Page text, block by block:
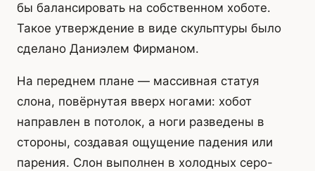
бы балансировать на собственном хоботе.
Такое утверждение в виде скульптуры было
сделано Даниэлем Фирманом.
На переднем плане — массивная статуя
слона, повёрнутая вверх ногами: хобот
направлен в потолок, а ноги разведены в
стороны, создавая ощущение падения или
парения. Слон выполнен в холодных серо-